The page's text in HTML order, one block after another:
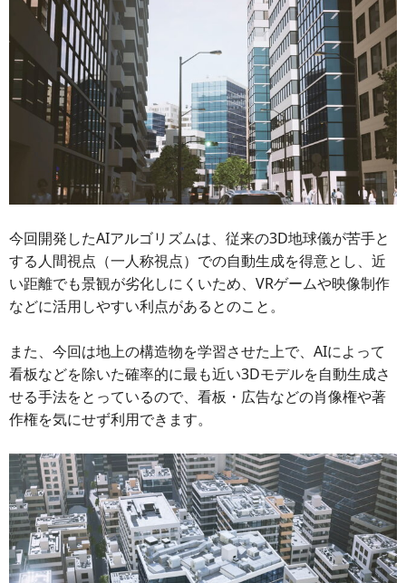
今回開発したAIアルゴリズムは、従来の3D地球儀が苦手と
する人間視点（一人称視点）での自動生成を得意とし、近
い距離でも景観が劣化しにくいため、VRゲームや映像制作
などに活用しやすい利点があるとのこと。
また、今回は地上の構造物を学習させた上で、AIによって
看板などを除いた確率的に最も近い3Dモデルを自動生成さ
せる手法をとっているので、看板・広告などの肖像権や著
作権を気にせず利用できます。